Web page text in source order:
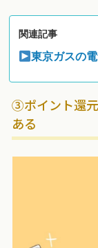
関連記事
東京ガスの
③ポイント還
ある